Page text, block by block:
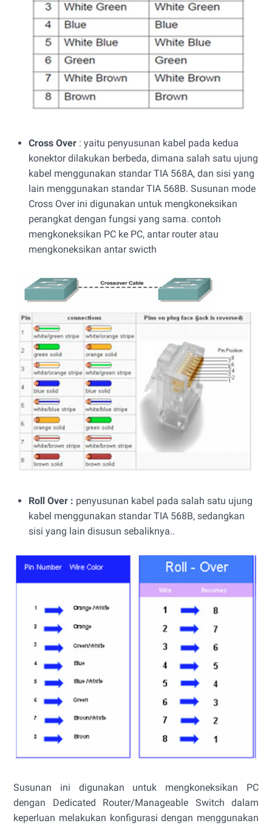
Cross Over : yaitu penyusunan kabel pada kedua
konektor dilakukan berbeda, dimana salah satu ujung
kabel menggunakan standar TIA 568A, dan sisi yang
lain menggunakan standar TIA 568B. Susunan mode
Cross Over ini digunakan untuk mengkoneksikan
perangkat dengan fungsi yang sama. contoh
mengkoneksikan PC ke PC, antar router atau
mengkoneksikan antar swicth
Roll Over : penyusunan kabel pada salah satu ujung
kabel menggunakan standar TIA 568B, sedangkan
sisi yang lain disusun sebaliknya..
Susunan ini digunakan untuk mengkoneksikan PC
dengan Dedicated Router/Manageable Switch dalam
keperluan melakukan konfigurasi dengan menggunakan